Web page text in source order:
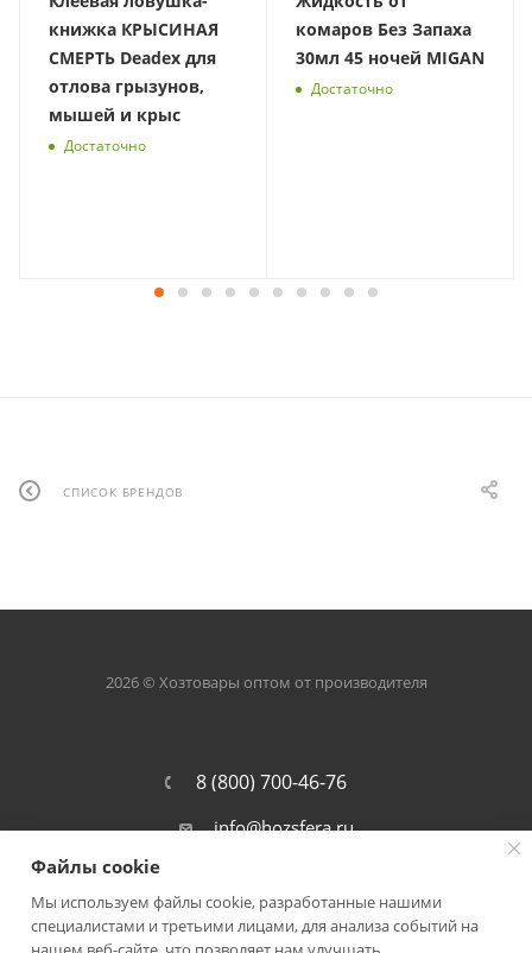
книжка КРЫСИНАЯ
СМЕРТЬ Deadex для
отлова грызунов,
мышей и крыс
Достаточно
комаров Без Запаха
30мл 45 ночей MIGAN
Достаточно
СПИСОК БРЕНДОВ
2026 © Хозтовары оптом от производителя
8 (800) 700-46-76
info@hozsfera.ru
301105, Тульская обл., Ленинский р-
он, пос. Ильинка, ул. Центральная, д.
19а, корп. 7
Файлы cookie
Мы используем файлы cookie, разработанные нашими
специалистами и третьими лицами, для анализа событий на